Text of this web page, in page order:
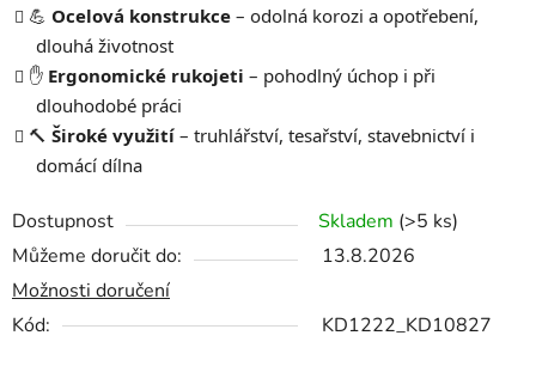
💪 Ocelová konstrukce – odolná korozi a opotřebení,
dlouhá životnost
✋ Ergonomické rukojeti – pohodlný úchop i při
dlouhodobé práci
🔨 Široké využití – truhlářství, tesařství, stavebnictví i
domácí dílna
Dostupnost Skladem (>5 ks)
Můžeme doručit do:
13.8.2026
Možnosti doručení
Kód:
KD1222_KD10827